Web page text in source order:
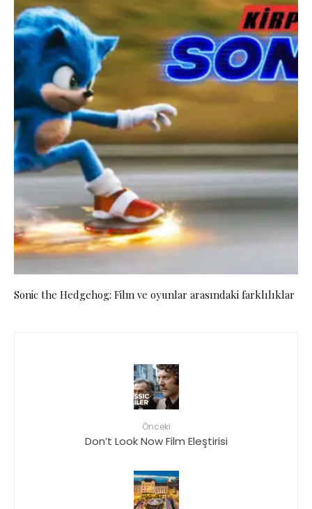
Sonic the Hedgehog: Film ve oyunlar arasındaki farklılıklar
Önceki
Don’t Look Now Film Eleştirisi